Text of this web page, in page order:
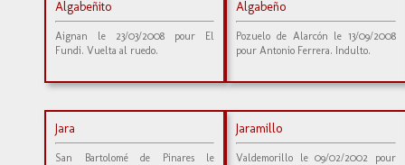
Algabeñito
Aignan le 23/03/2008 pour El
Fundi. Vuelta al ruedo.
Algabeño
Pozuelo de Alarcón le 13/09/2008
pour Antonio Ferrera. Indulto.
Jara
San Bartolomé de Pinares le
Jaramillo
Valdemorillo le 09/02/2002 pour